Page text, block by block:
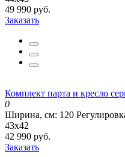
49 990 руб.
Заказать
Комплект парта и кресло
0
Ширина, см: 120
43х42
42 990 руб.
Заказать